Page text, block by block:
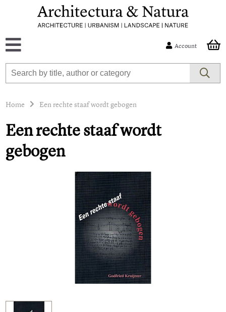
Account
Home Een rechte staaf wordt gebogen
Een rechte staaf wordt
gebogen